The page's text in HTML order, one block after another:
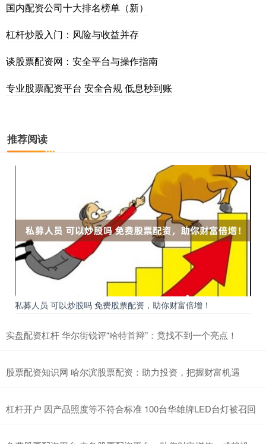
国内配资公司十大排名榜单（新）
杠杆炒股入门：风险与收益并存
谈股票配资网：安全平台与操作指南
专业股票配资平台 安全合规 低息秒到账
推荐阅读
私募人员 可以炒股吗 免费股票配资，助你财富倍增！
实盘配资杠杆 华尔街锐评“哈特首辩”：竟找不到一个亮点！
股票配资知识网 哈尔滨股票配资：助力投资，把握财富机遇
杠杆开户 因产品照度等不符合标准 100台华雄牌LED台灯被召回